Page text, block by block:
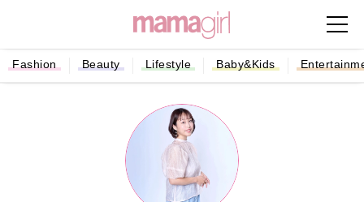
Fashion Beauty Lifestyle Baby&Kids